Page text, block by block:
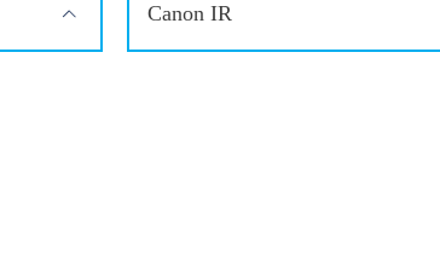
Canon IR